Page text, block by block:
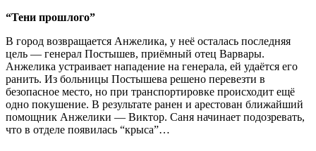
“Тени прошлого”
В город возвращается Анжелика, у неё осталась последняя
цель — генерал Постышев, приёмный отец Варвары.
Анжелика устраивает нападение на генерала, ей удаётся его
ранить. Из больницы Постышева решено перевезти в
безопасное место, но при транспортировке происходит ещё
одно покушение. В результате ранен и арестован ближайший
помощник Анжелики — Виктор. Саня начинает подозревать,
что в отделе появилась “крыса”…